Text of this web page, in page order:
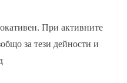
При активните
за тези дейности и